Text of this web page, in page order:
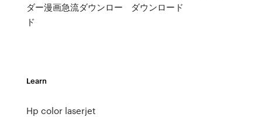
ダー漫画急流ダウンロー
ド
ダウンロード
Learn
Hp color laserjet